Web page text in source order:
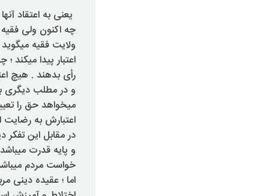
یعنی به اعتقاد
چه اکنون ولی
ولایت فقیه
اعتبار پیدا
رأی بدهند . هیچ
و در مطلب دیگری
میخواهد حق را
اعتبارش به رضایت
در مقابل این
و پایه قدرت
خواست مردم
اما ؛ عقیده